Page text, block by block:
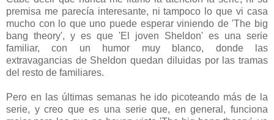
premisa me parecía interesante, ni tampoco lo que vi casa
mucho con lo que uno puede esperar viniendo de 'The big
bang theory', y es que 'El joven Sheldon' es una serie
familiar, con un humor muy blanco, donde las
extravagancias de Sheldon quedan diluidas por las tramas
del resto de familiares.
Pero en las últimas semanas he ido picoteando más de la
serie, y creo que es una serie que, en general, funciona